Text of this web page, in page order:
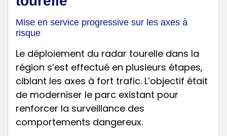
Mise en service progressive sur les axes à
risque
Le déploiement du radar tourelle dans la
région s’est effectué en plusieurs étapes,
ciblant les axes à fort trafic. L’objectif était
de moderniser le parc existant pour
renforcer la surveillance des
comportements dangereux.